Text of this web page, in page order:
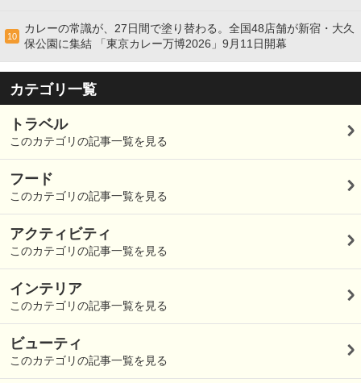
10
カレーの常識が、27日間で塗り替わる。全国48店舗が新宿・大久
保公園に集結 「東京カレー万博2026」9月11日開幕
カテゴリ一覧
トラベル
このカテゴリの記事一覧を見る
フード
このカテゴリの記事一覧を見る
アクティビティ
このカテゴリの記事一覧を見る
インテリア
このカテゴリの記事一覧を見る
ビューティ
このカテゴリの記事一覧を見る